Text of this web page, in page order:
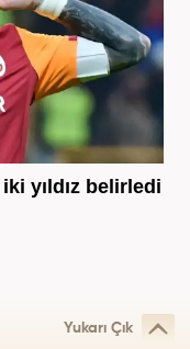
yıldız belirledi
Yukarı Çık